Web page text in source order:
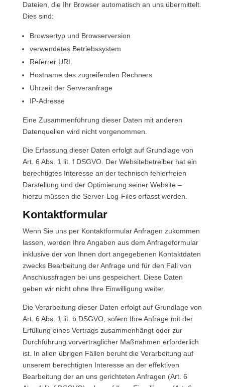
Dateien, die Ihr Browser automatisch an uns übermittelt.
Dies sind:
Browsertyp und Browserversion
verwendetes Betriebssystem
Referrer URL
Hostname des zugreifenden Rechners
Uhrzeit der Serveranfrage
IP-Adresse
Eine Zusammenführung dieser Daten mit anderen
Datenquellen wird nicht vorgenommen.
Die Erfassung dieser Daten erfolgt auf Grundlage von
Art. 6 Abs. 1 lit. f DSGVO. Der Websitebetreiber hat ein
berechtigtes Interesse an der technisch fehlerfreien
Darstellung und der Optimierung seiner Website –
hierzu müssen die Server-Log-Files erfasst werden.
Kontaktformular
Wenn Sie uns per Kontaktformular Anfragen zukommen
lassen, werden Ihre Angaben aus dem Anfrageformular
inklusive der von Ihnen dort angegebenen Kontaktdaten
zwecks Bearbeitung der Anfrage und für den Fall von
Anschlussfragen bei uns gespeichert. Diese Daten
geben wir nicht ohne Ihre Einwilligung weiter.
Die Verarbeitung dieser Daten erfolgt auf Grundlage von
Art. 6 Abs. 1 lit. b DSGVO, sofern Ihre Anfrage mit der
Erfüllung eines Vertrags zusammenhängt oder zur
Durchführung vorvertraglicher Maßnahmen erforderlich
ist. In allen übrigen Fällen beruht die Verarbeitung auf
unserem berechtigten Interesse an der effektiven
Bearbeitung der an uns gerichteten Anfragen (Art. 6